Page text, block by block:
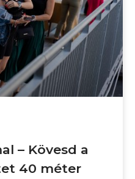
– Kövesd a
40 méter